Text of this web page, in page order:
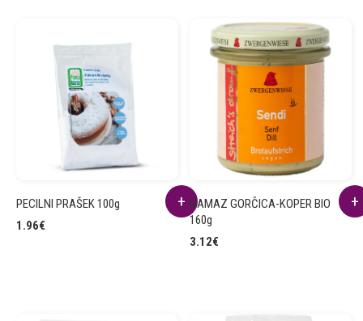
PECILNI PRAŠEK 100g
1.96€
NAMAZ GORČICA-KOPER BIO
160g
3.12€